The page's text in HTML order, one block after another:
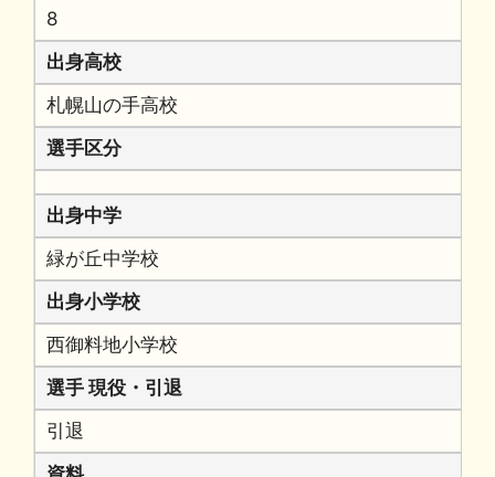
8
出身高校
札幌山の手高校
選手区分
出身中学
緑が丘中学校
出身小学校
西御料地小学校
選手 現役・引退
引退